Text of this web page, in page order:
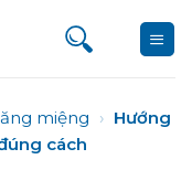
miệng › Hướng
cách